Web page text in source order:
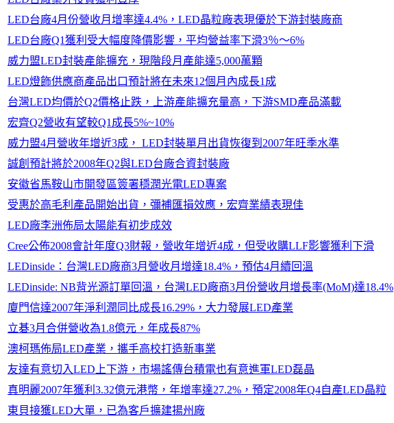
LED台廠4月份營收月增率達4.4%，LED晶粒廠表現優於下游封裝廠商
LED台廠Q1獲利受大幅度降價影響，平均營益率下滑3％～6%
威力盟LED封裝產能擴充，現階段月產能達5,000萬顆
LED燈飾供應商產品出口預計將在未來12個月內成長1成
台灣LED均價於Q2價格止跌，上游產能擴充量高，下游SMD產品滿載
宏齊Q2營收有望較Q1成長5%~10%
威力盟4月營收年增近3成， LED封裝單月出貨恢復到2007年旺季水準
誠創預計將於2008年Q2與LED台廠合資封裝廠
安徽省馬鞍山市開發區簽署穩潤光電LED專案
受惠於高毛利產品開始出貨，彌補匯損效應，宏齊業績表現佳
LED廠李洲佈局太陽能有初步成效
Cree公佈2008會計年度Q3財報，營收年增近4成，但受收購LLF影響獲利下滑
LEDinside：台灣LED廠商3月營收月增達18.4%，預估4月續回溫
LEDinside: NB背光源訂單回溫，台灣LED廠商3月份營收月增長率(MoM)達18.4%
廈門信達2007年淨利潤同比成長16.29%，大力發展LED產業
立碁3月合併營收為1.8億元，年成長87%
澳柯瑪佈局LED產業，攜手高校打造新事業
友達有意切入LED上下游，市場謠傳台積電也有意進軍LED磊晶
真明麗2007年獲利3.32億元港幣，年增率達27.2%，預定2008年Q4自產LED晶粒
東貝接獲LED大單，已為客戶擴建揚州廠